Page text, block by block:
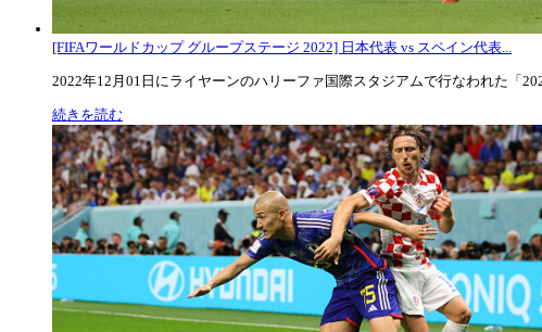
[FIFAワールドカップ グループステージ 2022] 日本代表 vs スペイン代表...
2022年12月01日にライヤーンのハリーファ国際スタジアムで行なわれた「
続きを読む